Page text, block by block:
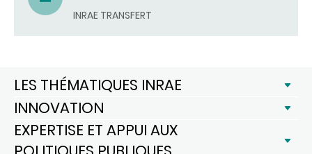
UN
INRAE TRANSFERT
LES THÉMATIQUES INRAE
INNOVATION
EXPERTISE ET APPUI AUX